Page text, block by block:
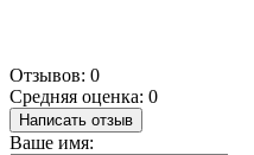
Отзывов: 0
Средняя оценка: 0
Написать отзыв
Ваше имя: